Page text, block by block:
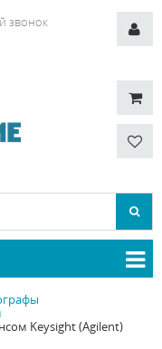
звонок
Keysight (Agilent)